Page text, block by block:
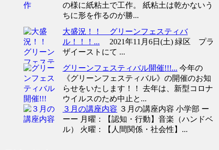
の様に紙粘土で工作。 紙粘土は乾かないう
ちに形を作るのが勝...
大盛況！！ グリーンフェスティバ
ル！！！...
2021年11月6日(土) 緑区 プラ
ザイーストにて ...
グリーンフェスティバル開催!!!... 今年の
《グリーンフェスティバル》の開催のお知
らせをいたします！！ 去年は、新型コロナ
ウイルスのため中止と...
３月の講座内容 ３月の講座内容 小学部 ー
ーー 月曜：【認知・行動】音楽（ハンドベ
ル） 火曜：【人間関係・社会性】...